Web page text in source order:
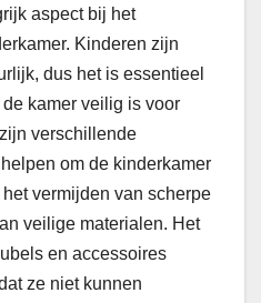
aspect bij het
Kinderen zijn
dus het is essentieel
kamer veilig is voor
verschillende
om de kinderkamer
vermijden van scherpe
veilige materialen. Het
en accessoires
ze niet kunnen